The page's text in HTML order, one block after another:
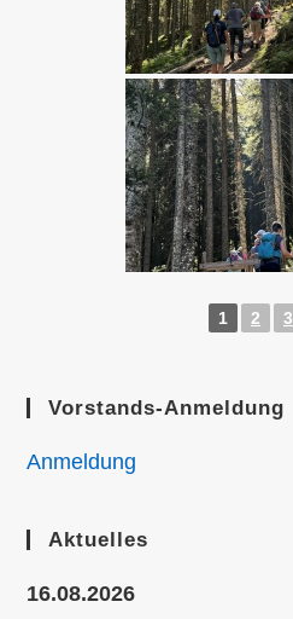
1 2 3
Vorstands-Anmeldung
Anmeldung
Aktuelles
16.08.2026